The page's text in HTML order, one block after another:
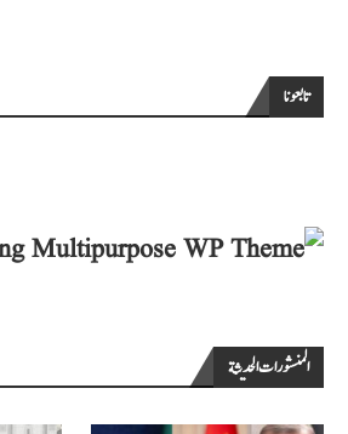
تابعونا
المنشورات الحديثة